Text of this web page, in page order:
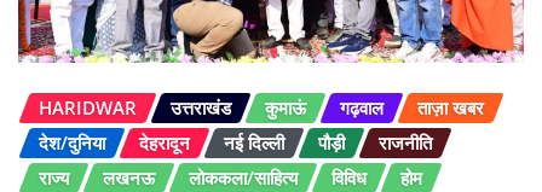
HARIDWAR उत्तराखंड कुमाऊं गढ़वाल
ताज़ा खबर
देश/दुनिया
देहरादून नई दिल्ली पौड़ी
राजनीति
राज्य
लखनऊ लोककला/साहित्य विविध होम